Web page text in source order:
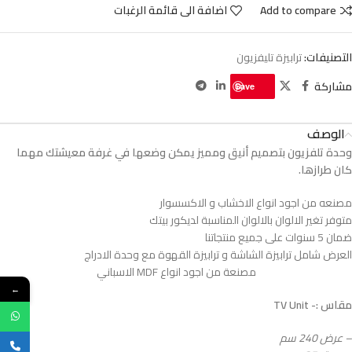
Add to compare اضافة الى قائمة الرغبات
التصنيفات:ترابيزة تليفزيون
مشاركة
Save
الوصف
وحدة تلفزيون بتصميم أنيق ومميز يمكن وضعها في غرفة معيشتك مهما
كان طرازها.
مصنعه من اجود انواع الاخشاب و الاكسسوار
متوفر تغير الالوان بالالوان المناسبة لديكور بيتك
ضمان 5 سنوات على جميع منتجاتنا
العرض شامل ترابيزة الشاشة و ترابيزة القهوة مع وحدة الادراج
مصنعة من اجود انواع MDF الاسباني
مقاس :- TV Unit
– عرض 240 سم
←